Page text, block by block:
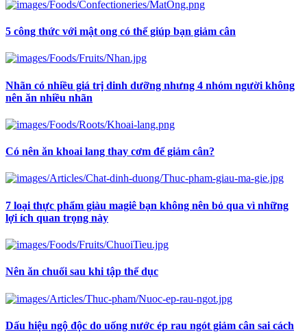
5 công thức với mật ong có thể giúp bạn giảm cân
Nhãn có nhiều giá trị dinh dưỡng nhưng 4 nhóm người không
nên ăn nhiều nhãn
Có nên ăn khoai lang thay cơm để giảm cân?
7 loại thực phẩm giàu magiê bạn không nên bỏ qua vì những
lợi ích quan trọng này
Nên ăn chuối sau khi tập thể dục
Dấu hiệu ngộ độc do uống nước ép rau ngót giảm cân sai cách